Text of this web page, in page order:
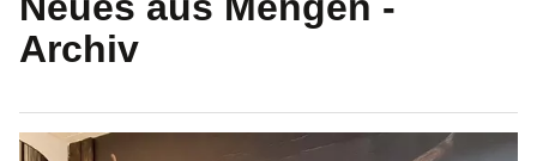
Archiv